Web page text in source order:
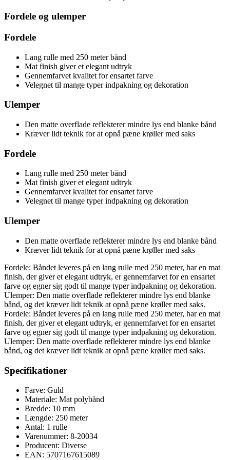
Fordele og ulemper
Fordele
Lang rulle med 250 meter bånd
Mat finish giver et elegant udtryk
Gennemfarvet kvalitet for ensartet farve
Velegnet til mange typer indpakning og dekoration
Ulemper
Den matte overflade reflekterer mindre lys end blanke bånd
Kræver lidt teknik for at opnå pæne krøller med saks
Fordele
Lang rulle med 250 meter bånd
Mat finish giver et elegant udtryk
Gennemfarvet kvalitet for ensartet farve
Velegnet til mange typer indpakning og dekoration
Ulemper
Den matte overflade reflekterer mindre lys end blanke bånd
Kræver lidt teknik for at opnå pæne krøller med saks
Fordele: Båndet leveres på en lang rulle med 250 meter, har en mat
finish, der giver et elegant udtryk, er gennemfarvet for en ensartet
farve og egner sig godt til mange typer indpakning og dekoration.
Ulemper: Den matte overflade reflekterer mindre lys end blanke
bånd, og det kræver lidt teknik at opnå pæne krøller med saks.
Fordele: Båndet leveres på en lang rulle med 250 meter, har en mat
finish, der giver et elegant udtryk, er gennemfarvet for en ensartet
farve og egner sig godt til mange typer indpakning og dekoration.
Ulemper: Den matte overflade reflekterer mindre lys end blanke
bånd, og det kræver lidt teknik at opnå pæne krøller med saks.
Specifikationer
Farve: Guld
Materiale: Mat polybånd
Bredde: 10 mm
Længde: 250 meter
Antal: 1 rulle
Varenummer: 8-20034
Producent: Diverse
EAN: 5707167615089